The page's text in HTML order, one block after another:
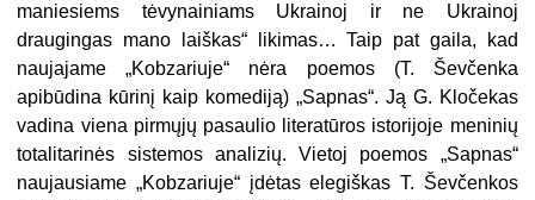
maniesiems tėvynainiams Ukrainoj ir ne Ukrainoj
draugingas mano laiškas“ likimas… Taip pat gaila, kad
naujajame „Kobzariuje“ nėra poemos (T. Ševčenka
apibūdina kūrinį kaip komediją) „Sap­nas“. Ją G. Kločekas
vadina viena pirmųjų pasaulio literatūros istorijoje meninių
totalitarinės sistemos analizių. Vietoj poemos „Sapnas“
naujausiame „Kobzariuje“ įdėtas elegiškas T. Ševčenkos